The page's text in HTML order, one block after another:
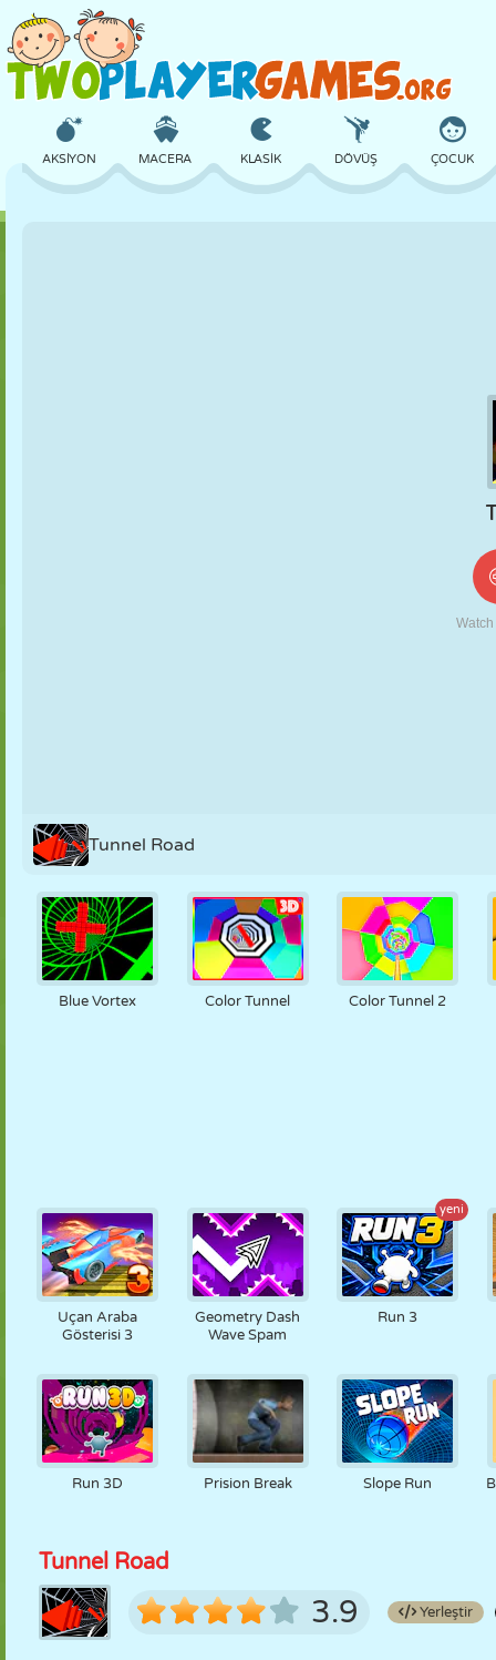
AKSIYON MACERA KLASIK DÖVÜŞ ÇOCUK
Tunnel Road
Blue Vortex Color Tunnel Color Tunnel 2
Uçan Araba
Gösterisi 3
Geometry Dash
Wave Spam
yeni
Run 3
Run 3D Prision Break Slope Run
Tunnel Road
3.9 Yerleştir